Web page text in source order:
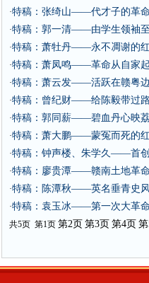
·特稿：张绮山——代才子的革命
·特稿：郭一清——由学生领袖至
·特稿：萧牡丹——永不凋谢的红
·特稿：萧凤鸣——革命从自家起
·特稿：萧云发——活跃在赣粤边
·特稿：曾纪财——给陈毅带过路
·特稿：郭同薪——碧血丹心映荔
·特稿：萧大鹏——蒙冤而死的红
·特稿：钟声楼、朱学久——首
·特稿：廖贵潭——赣南土地革命
·特稿：陈潭秋——英名垂青史风
·特稿：袁玉冰——第一次大革命
共5页 第1页 第2页 第3页 第4页